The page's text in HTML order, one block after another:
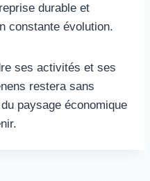
durable et
constante évolution.
ses activités et ses
restera sans
paysage économique